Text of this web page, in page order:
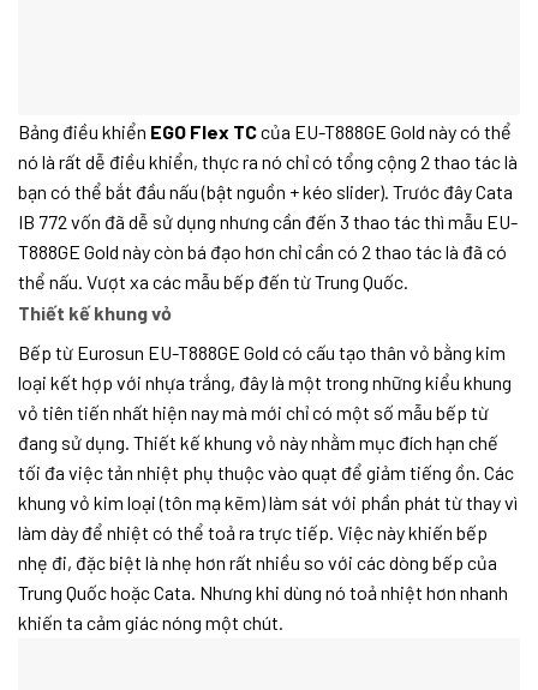
Bảng điều khiển EGO Flex TCcủa EU-T888GE Gold này có thể
nó là rất dễ điều khiển, thực ra nó chỉ có tổng cộng 2 thao tác là
bạn có thể bắt đầu nấu (bật nguồn + kéo slider). Trước đây Cata
IB 772 vốn đã dễ sử dụng nhưng cần đến 3 thao tác thì mẫu EU-
T888GE Gold này còn bá đạo hơn chỉ cần có 2 thao tác là đã có
thể nấu. Vượt xa các mẫu bếp đến từ Trung Quốc.
Thiết kế khung vỏ
Bếp từ Eurosun EU-T888GE Gold có cấu tạo thân vỏ bằng kim
loại kết hợp với nhựa trắng, đây là một trong những kiểu khung
vỏ tiên tiến nhất hiện nay mà mới chỉ có một số mẫu bếp từ
đang sử dụng. Thiết kế khung vỏ này nhằm mục đích hạn chế
tối đa việc tản nhiệt phụ thuộc vào quạt để giảm tiếng ồn. Các
khung vỏ kim loại (tôn mạ kẽm) làm sát với phần phát từ thay vì
làm dày để nhiệt có thể toả ra trực tiếp. Việc này khiến bếp
nhẹ đi, đặc biệt là nhẹ hơn rất nhiều so với các dòng bếp của
Trung Quốc hoặc Cata. Nhưng khi dùng nó toả nhiệt hơn nhanh
khiến ta cảm giác nóng một chút.